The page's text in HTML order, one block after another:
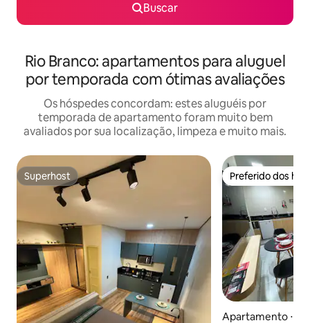
Buscar
Rio Branco: apartamentos para aluguel
por temporada com ótimas avaliações
Os hóspedes concordam: estes aluguéis por
temporada de apartamento foram muito bem
avaliados por sua localização, limpeza e muito mais.
Superhost
Superhost Preferido dos
Preferido dos
Apartamento ⋅